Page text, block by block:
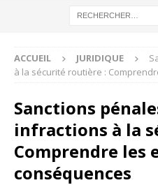
ACCUEIL JURIDIQUE
à la sécurité routière :
Sanctions
infractions à la
Comprendre les
conséquences